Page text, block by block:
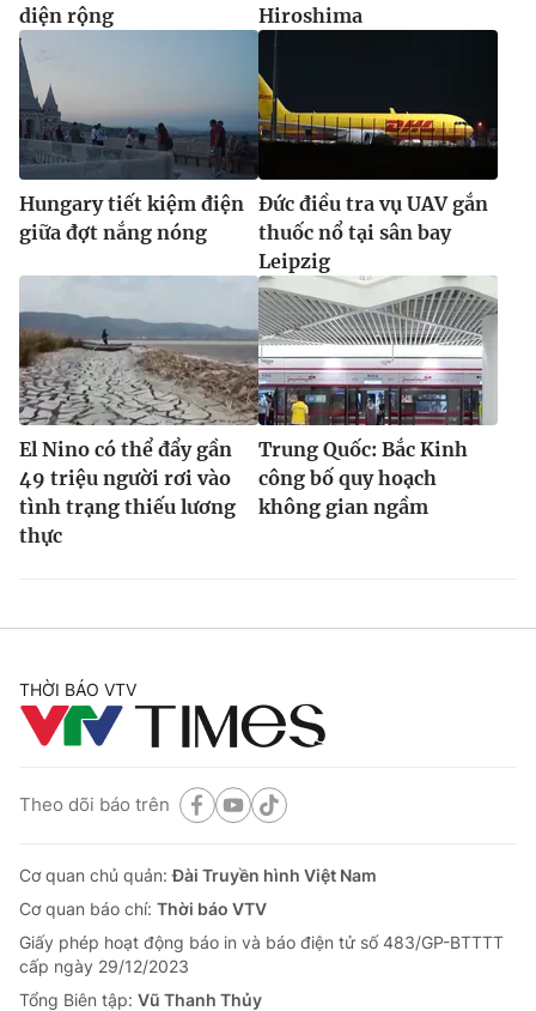
diện rộng
Hiroshima
Hungary tiết kiệm điện
giữa đợt nắng nóng
Đức điều tra vụ UAV gắn
thuốc nổ tại sân bay
Leipzig
El Nino có thể đẩy gần
49 triệu người rơi vào
tình trạng thiếu lương
thực
Trung Quốc: Bắc Kinh
công bố quy hoạch
không gian ngầm
THỜI BÁO VTV
Theo dõi báo trên
Cơ quan chủ quản:Đài Truyền hình Việt Nam
Cơ quan báo chí: Thời báo VTV
Giấy phép hoạt động báo in và báo điện tử số 483/GP-BTTTT
cấp ngày 29/12/2023
Tổng Biên tập: Vũ Thanh Thủy